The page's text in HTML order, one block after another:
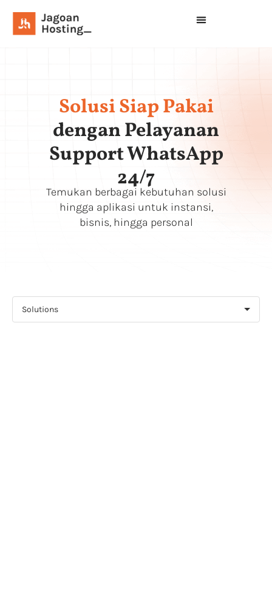
Solusi Siap Pakai
dengan Pelayanan
Support WhatsApp
24/7
Temukan berbagai kebutuhan solusi
hingga aplikasi untuk instansi,
bisnis, hingga personal
Solutions GAMES